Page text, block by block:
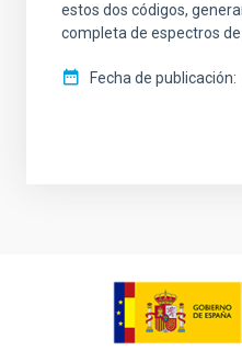
estos dos códigos,
completa de espectros
Fecha de publicación